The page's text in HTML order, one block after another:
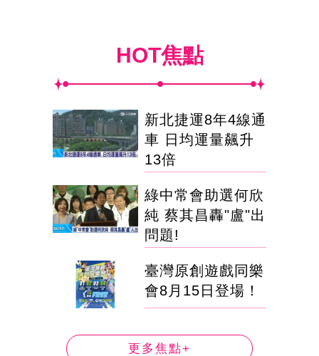
HOT焦點
新北捷運8年4線通
車 日均運量飆升
13倍
綠中常會助選何欣
純 蔡其昌轟"盧"出
問題!
臺灣原創遊戲同樂
會8月15日登場！
更多焦點+